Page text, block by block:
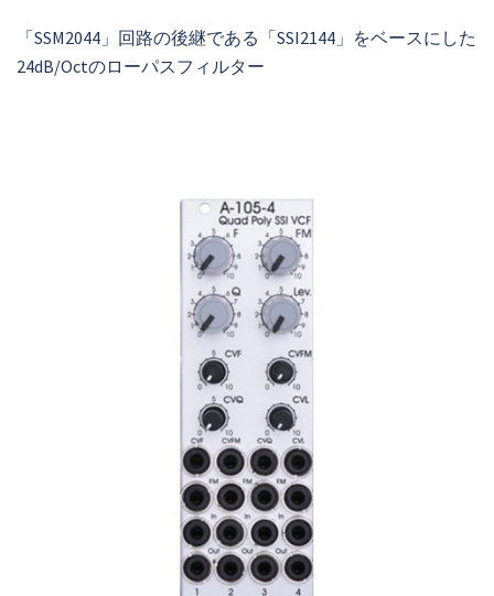
「SSM2044」回路の後継である「SSI2144」をベースにした
24dB/Octのローパスフィルター